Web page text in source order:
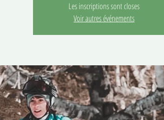
Les inscriptions sont closes
Voir autres événements